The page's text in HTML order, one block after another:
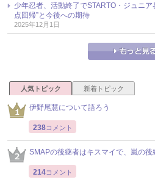
少年忍者、活動終了でSTARTO・ジュニ
点回帰”と今後への期待
2025年12月1日
人気トピック 新着トピック
伊野尾慧について語ろう
238コメント
SMAPの後継者はキスマイで、嵐の後
214コメント